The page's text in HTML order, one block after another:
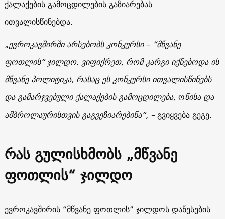
ქალაქების გამოცდილების გაზიარებას
ითვალისწინებდა.
„ევროკავშირში არსებობს კონკურსი–“მწვანე
ფოთლის“ ჯილდო. ვიფიქრეთ, რომ კარგი იქნებოდა ის
მწვანე პოლიტიკა, რასაც ეს კონკურსი ითვალისწინებს
და გამარჯვებული ქალაქების გამოცდილება, ონისა და
ამბროლაურისთვის გაგვეზიარებინა“, – ­­­გვიყვება გეგე.
რას გულისხმობს „მწვანე
ფოთლის“ ჯილდო
ევ­რო­კავ­ში­რის “მწვა­ნე ფოთ­ლის” ჯილ­დოს და­წე­სე­ბის